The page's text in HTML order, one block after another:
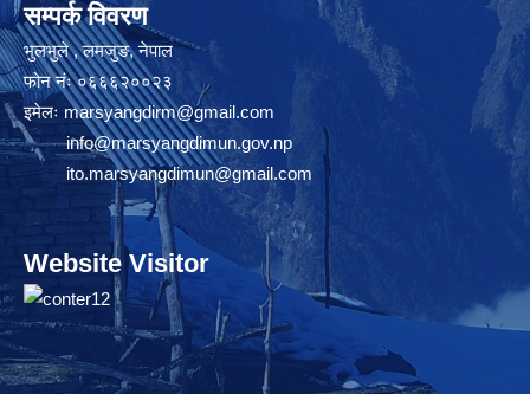
सम्पर्क विवरण
भुलभुले , लमजुङ, नेपाल
फोन नंः ०६६६२००२३
इमेलः marsyangdirm@gmail.com
info@marsyangdimun.gov.np
ito.marsyangdimun@gmail.com
Website Visitor